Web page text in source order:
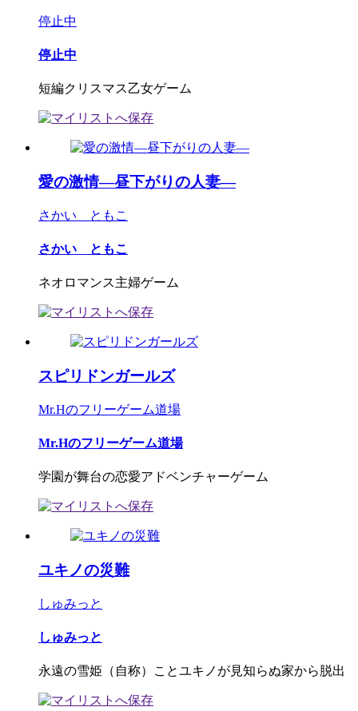
停止中
停止中
短編クリスマス乙女ゲーム
愛の激情―昼下がりの人妻―
さかい ともこ
さかい ともこ
ネオロマンス主婦ゲーム
スピリドンガールズ
Mr.Hのフリーゲーム道場
Mr.Hのフリーゲーム道場
学園が舞台の恋愛アドベンチャーゲーム
ユキノの災難
しゅみっと
しゅみっと
永遠の雪姫（自称）ことユキノが見知らぬ家から脱出